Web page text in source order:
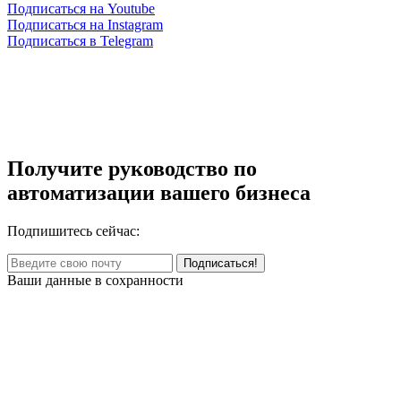
Подписаться на Youtube
Подписаться на Instagram
Подписаться в Telegram
Получите руководство по
автоматизации вашего бизнеса
Подпишитесь сейчас:
Ваши данные в сохранности